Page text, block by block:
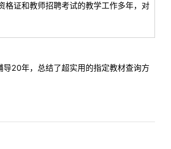
格证和教师招聘考试的教学工作多年，对
20年，总结了超实用的指定教材查询方